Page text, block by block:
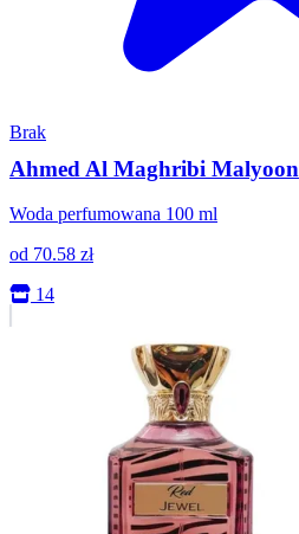
Brak
Ahmed Al Maghribi Malyoon
Woda perfumowana 100 ml
od 70.58 zł
14